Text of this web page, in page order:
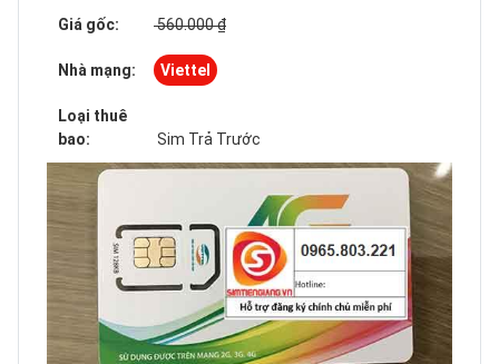
Giá gốc: 560.000 ₫
Nhà mạng: Viettel
Loại thuê
bao:
Sim Trả Trước